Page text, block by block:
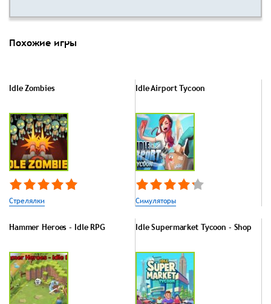
Похожие игры
Idle Zombies
Стрелялки
Idle Airport Tycoon
Симуляторы
Hammer Heroes - Idle RPG Idle Supermarket Tycoon - Shop